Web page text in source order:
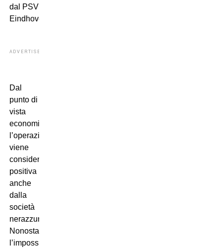
dal PSV
Eindhoven.
ADVERTISEMENT
Dal
punto di
vista
economico,
l’operazione
viene
considerata
positiva
anche
dalla
società
nerazzurra.
Nonostante
l’impossibilità